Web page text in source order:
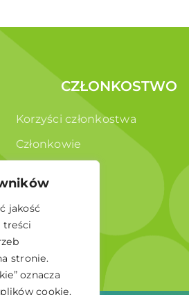
jakość
treści
stronie.
oznacza
cookie.
CZŁONKOSTWO
Korzyści członkostwa
Członkowie